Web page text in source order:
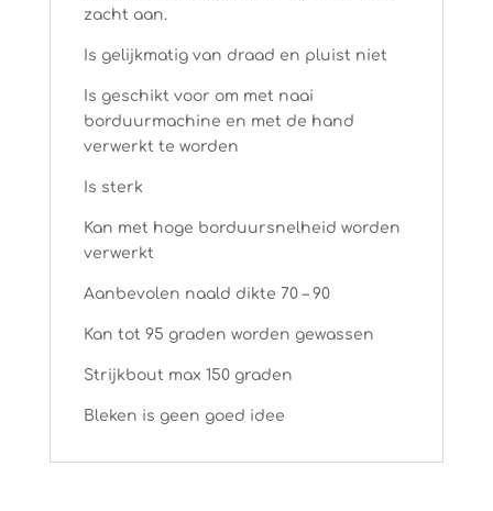
zacht aan.
Is gelijkmatig van draad en pluist niet
Is geschikt voor om met naai
borduurmachine en met de hand
verwerkt te worden
Is sterk
Kan met hoge borduursnelheid worden
verwerkt
Aanbevolen naald dikte 70 – 90
Kan tot 95 graden worden gewassen
Strijkbout max 150 graden
Bleken is geen goed idee